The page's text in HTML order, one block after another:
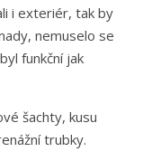
i exteriér, tak by
nemuselo se
funkční jak
šachty, kusu
trubky.